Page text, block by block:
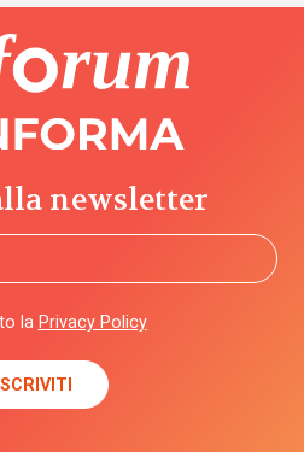
newsletter
la Privacy Policy